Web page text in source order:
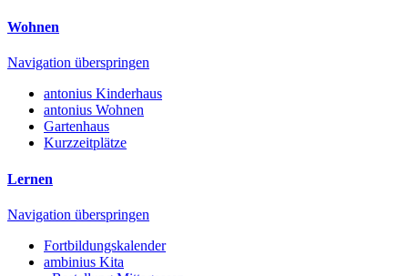
Wohnen
Navigation überspringen
antonius Kinderhaus
antonius Wohnen
Gartenhaus
Kurzzeitplätze
Lernen
Navigation überspringen
Fortbildungskalender
ambinius Kita